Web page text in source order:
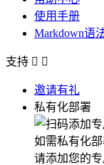
使用手册
Markdown语
支持  
邀请有礼
私有化部署
如需私有化
请添加您的